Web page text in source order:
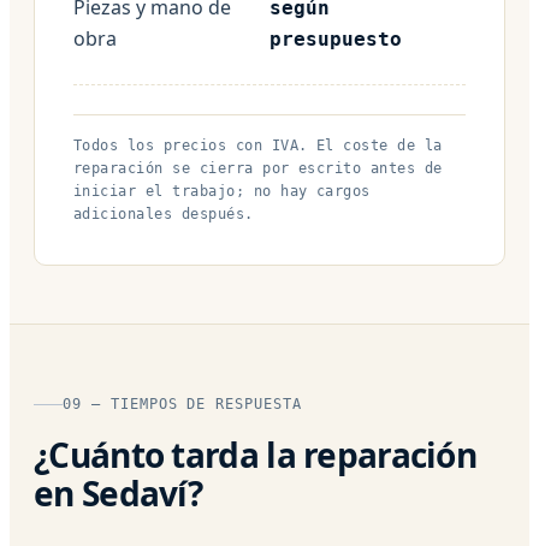
Piezas y mano de
obra
según
presupuesto
Todos los precios con IVA. El coste de la
reparación se cierra por escrito antes de
iniciar el trabajo; no hay cargos
adicionales después.
09 — TIEMPOS DE RESPUESTA
¿Cuánto tarda la reparación
en Sedaví?